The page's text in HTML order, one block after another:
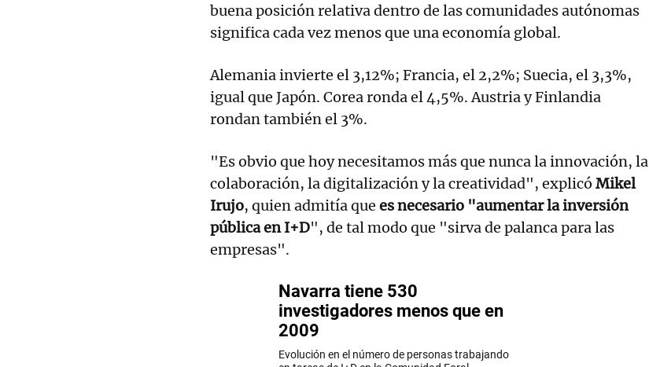
buena posición relativa dentro de las comunidades autónomas
significa cada vez menos que una economía global.
Alemania invierte el 3,12%; Francia, el 2,2%; Suecia, el 3,3%,
igual que Japón. Corea ronda el 4,5%. Austria y Finlandia
rondan también el 3%.
"Es obvio que hoy necesitamos más que nunca la innovación, la
colaboración, la digitalización y la creatividad", explicó Mikel
Irujo, quien admitía que es necesario "aumentar la inversión
pública en I+D", de tal modo que "sirva de palanca para las
empresas".